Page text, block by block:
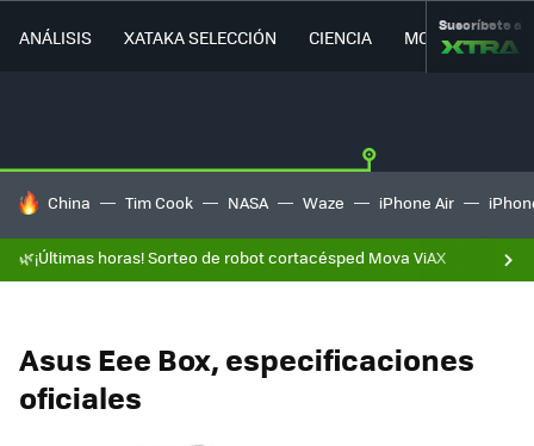
ANÁLISIS XATAKA SELECCIÓN CIENCIA MOVILIDAD
Suscríbete a
HOY SE HABLA DE
China Tim Cook NASA Waze iPhone Air
🌿¡Últimas horas! Sorteo de robot cortacésped Mova ViAX
Asus Eee Box, especificaciones
oficiales